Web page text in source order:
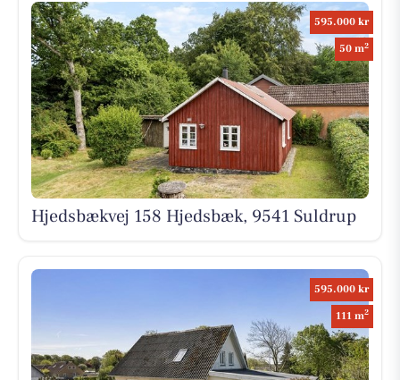
595.000 kr
50 m2
Hjedsbækvej 158 Hjedsbæk, 9541 Suldrup
595.000 kr
111 m2